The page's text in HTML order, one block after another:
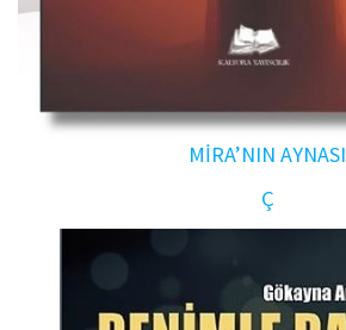
MİRA’NIN AYNASI
Ç